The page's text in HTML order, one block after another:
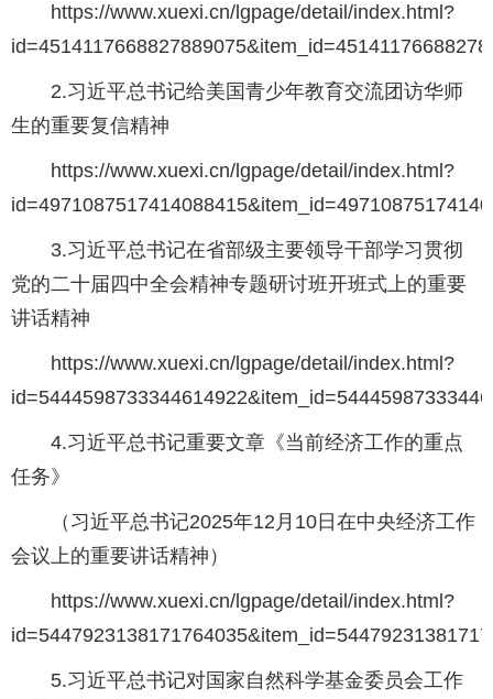
https://www.xuexi.cn/lgpage/detail/index.html?
2.习近平总书记给美国青少年教育交流团访华师
生的重要复信精神
https://www.xuexi.cn/lgpage/detail/index.html?
3.习近平总书记在省部级主要领导干部学习贯彻
党的二十届四中全会精神专题研讨班开班式上的重要
讲话精神
https://www.xuexi.cn/lgpage/detail/index.html?
4.习近平总书记重要文章《当前经济工作的重点
任务》
（习近平总书记2025年12月10日在中央经济工作
会议上的重要讲话精神）
https://www.xuexi.cn/lgpage/detail/index.html?
5.习近平总书记对国家自然科学基金委员会工作